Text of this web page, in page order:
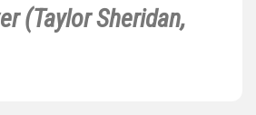
(Taylor Sheridan,